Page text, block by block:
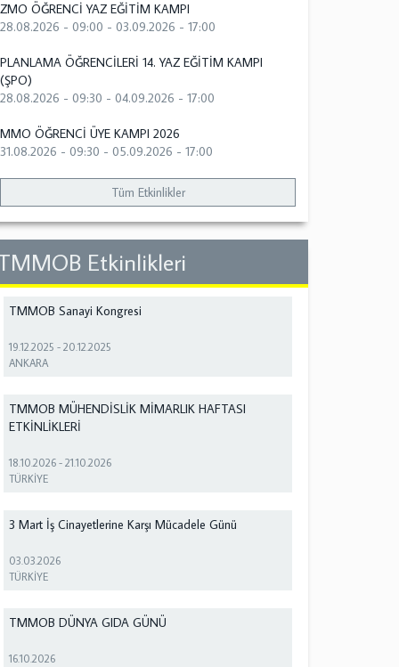
ZMO ÖĞRENCİ YAZ EĞİTİM KAMPI
28.08.2026 - 09:00 -03.09.2026 - 17:00
PLANLAMA ÖĞRENCİLERİ 14. YAZ EĞİTİM KAMPI
(ŞPO)
28.08.2026 - 09:30 -04.09.2026 - 17:00
MMO ÖĞRENCİ ÜYE KAMPI 2026
31.08.2026 - 09:30 -05.09.2026 - 17:00
Tüm Etkinlikler
Etkinlikleri
TMMOB Sanayi Kongresi
19.12.2025 -20.12.2025
ANKARA
TMMOB MÜHENDİSLİK MİMARLIK HAFTASI
ETKİNLİKLERİ
18.10.2026 -21.10.2026
TÜRKİYE
3 Mart İş Cinayetlerine Karşı Mücadele Günü
03.03.2026
TÜRKİYE
TMMOB DÜNYA GIDA GÜNÜ
16.10.2026